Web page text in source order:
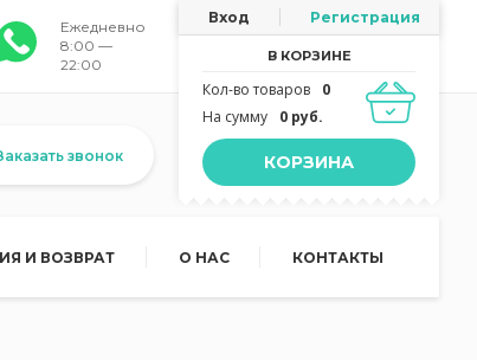
Ежедневно
8:00 —
22:00
Вход Регистрация
В КОРЗИНЕ
Кол-во товаров
0
На сумму
0 руб.
КОРЗИНА
звонок
И ВОЗВРАТ О НАС КОНТАКТЫ